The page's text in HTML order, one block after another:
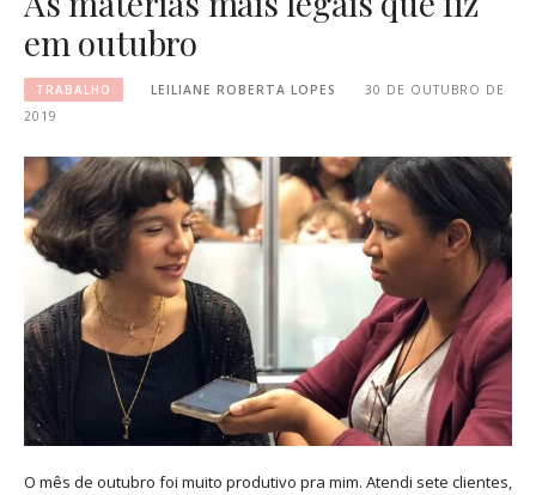
em outubro
TRABALHO LEILIANE ROBERTA LOPES
30 DE OUTUBRO DE
2019
O mês de outubro foi muito produtivo pra mim. Atendi sete clientes,